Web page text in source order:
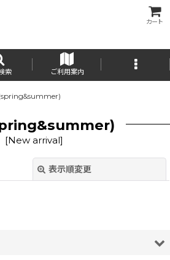
カート
索 ご利用案内
[New arrival]
表示順変更